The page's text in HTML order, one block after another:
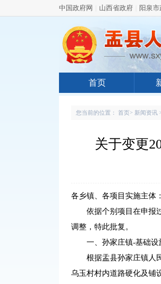
中国政府网 山西省政府 阳泉
首页
您当前的位置： 首页> 新闻资讯
关于变更
各乡镇、各项目实施主体：
依据个别项目在申报
调整，特此批复。
一、孙家庄镇-基础
根据盂县孙家庄镇人
乌玉村村内道路硬化及铺